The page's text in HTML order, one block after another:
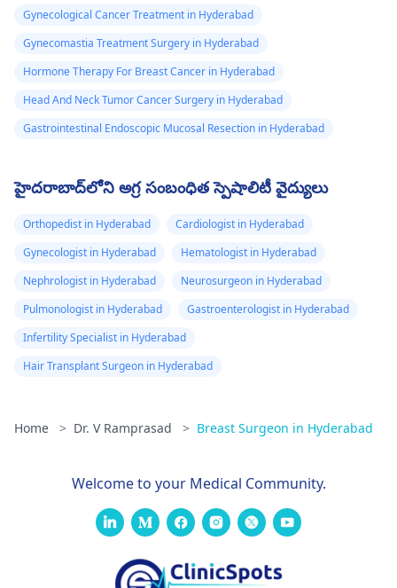
Gynecological Cancer Treatment in Hyderabad
Gynecomastia Treatment Surgery in Hyderabad
Hormone Therapy For Breast Cancer in Hyderabad
Head And Neck Tumor Cancer Surgery in Hyderabad
Gastrointestinal Endoscopic Mucosal Resection in Hyderabad
హైదరాబాద్‌లోని అగ్ర సంబంధిత స్పెషాలిటీ వైద్యులు
Orthopedist in Hyderabad
Cardiologist in Hyderabad
Gynecologist in Hyderabad
Hematologist in Hyderabad
Nephrologist in Hyderabad
Neurosurgeon in Hyderabad
Pulmonologist in Hyderabad
Gastroenterologist in Hyderabad
Infertility Specialist in Hyderabad
Hair Transplant Surgeon in Hyderabad
Home > Dr. V Ramprasad > Breast Surgeon in Hyderabad
Welcome to your Medical Community.